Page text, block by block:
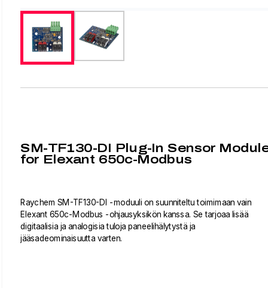
SM-TF130-DI Plug-In Sensor
for Elexant 650c-Modbus
Raychem SM-TF130-DI -moduuli on suunniteltu toimimaan vain
Elexant 650c-Modbus -ohjausyksikön kanssa. Se tarjoaa lisää
digitaalisia ja analogisia tuloja paneelihälytystä ja
jääsadeominaisuutta varten.